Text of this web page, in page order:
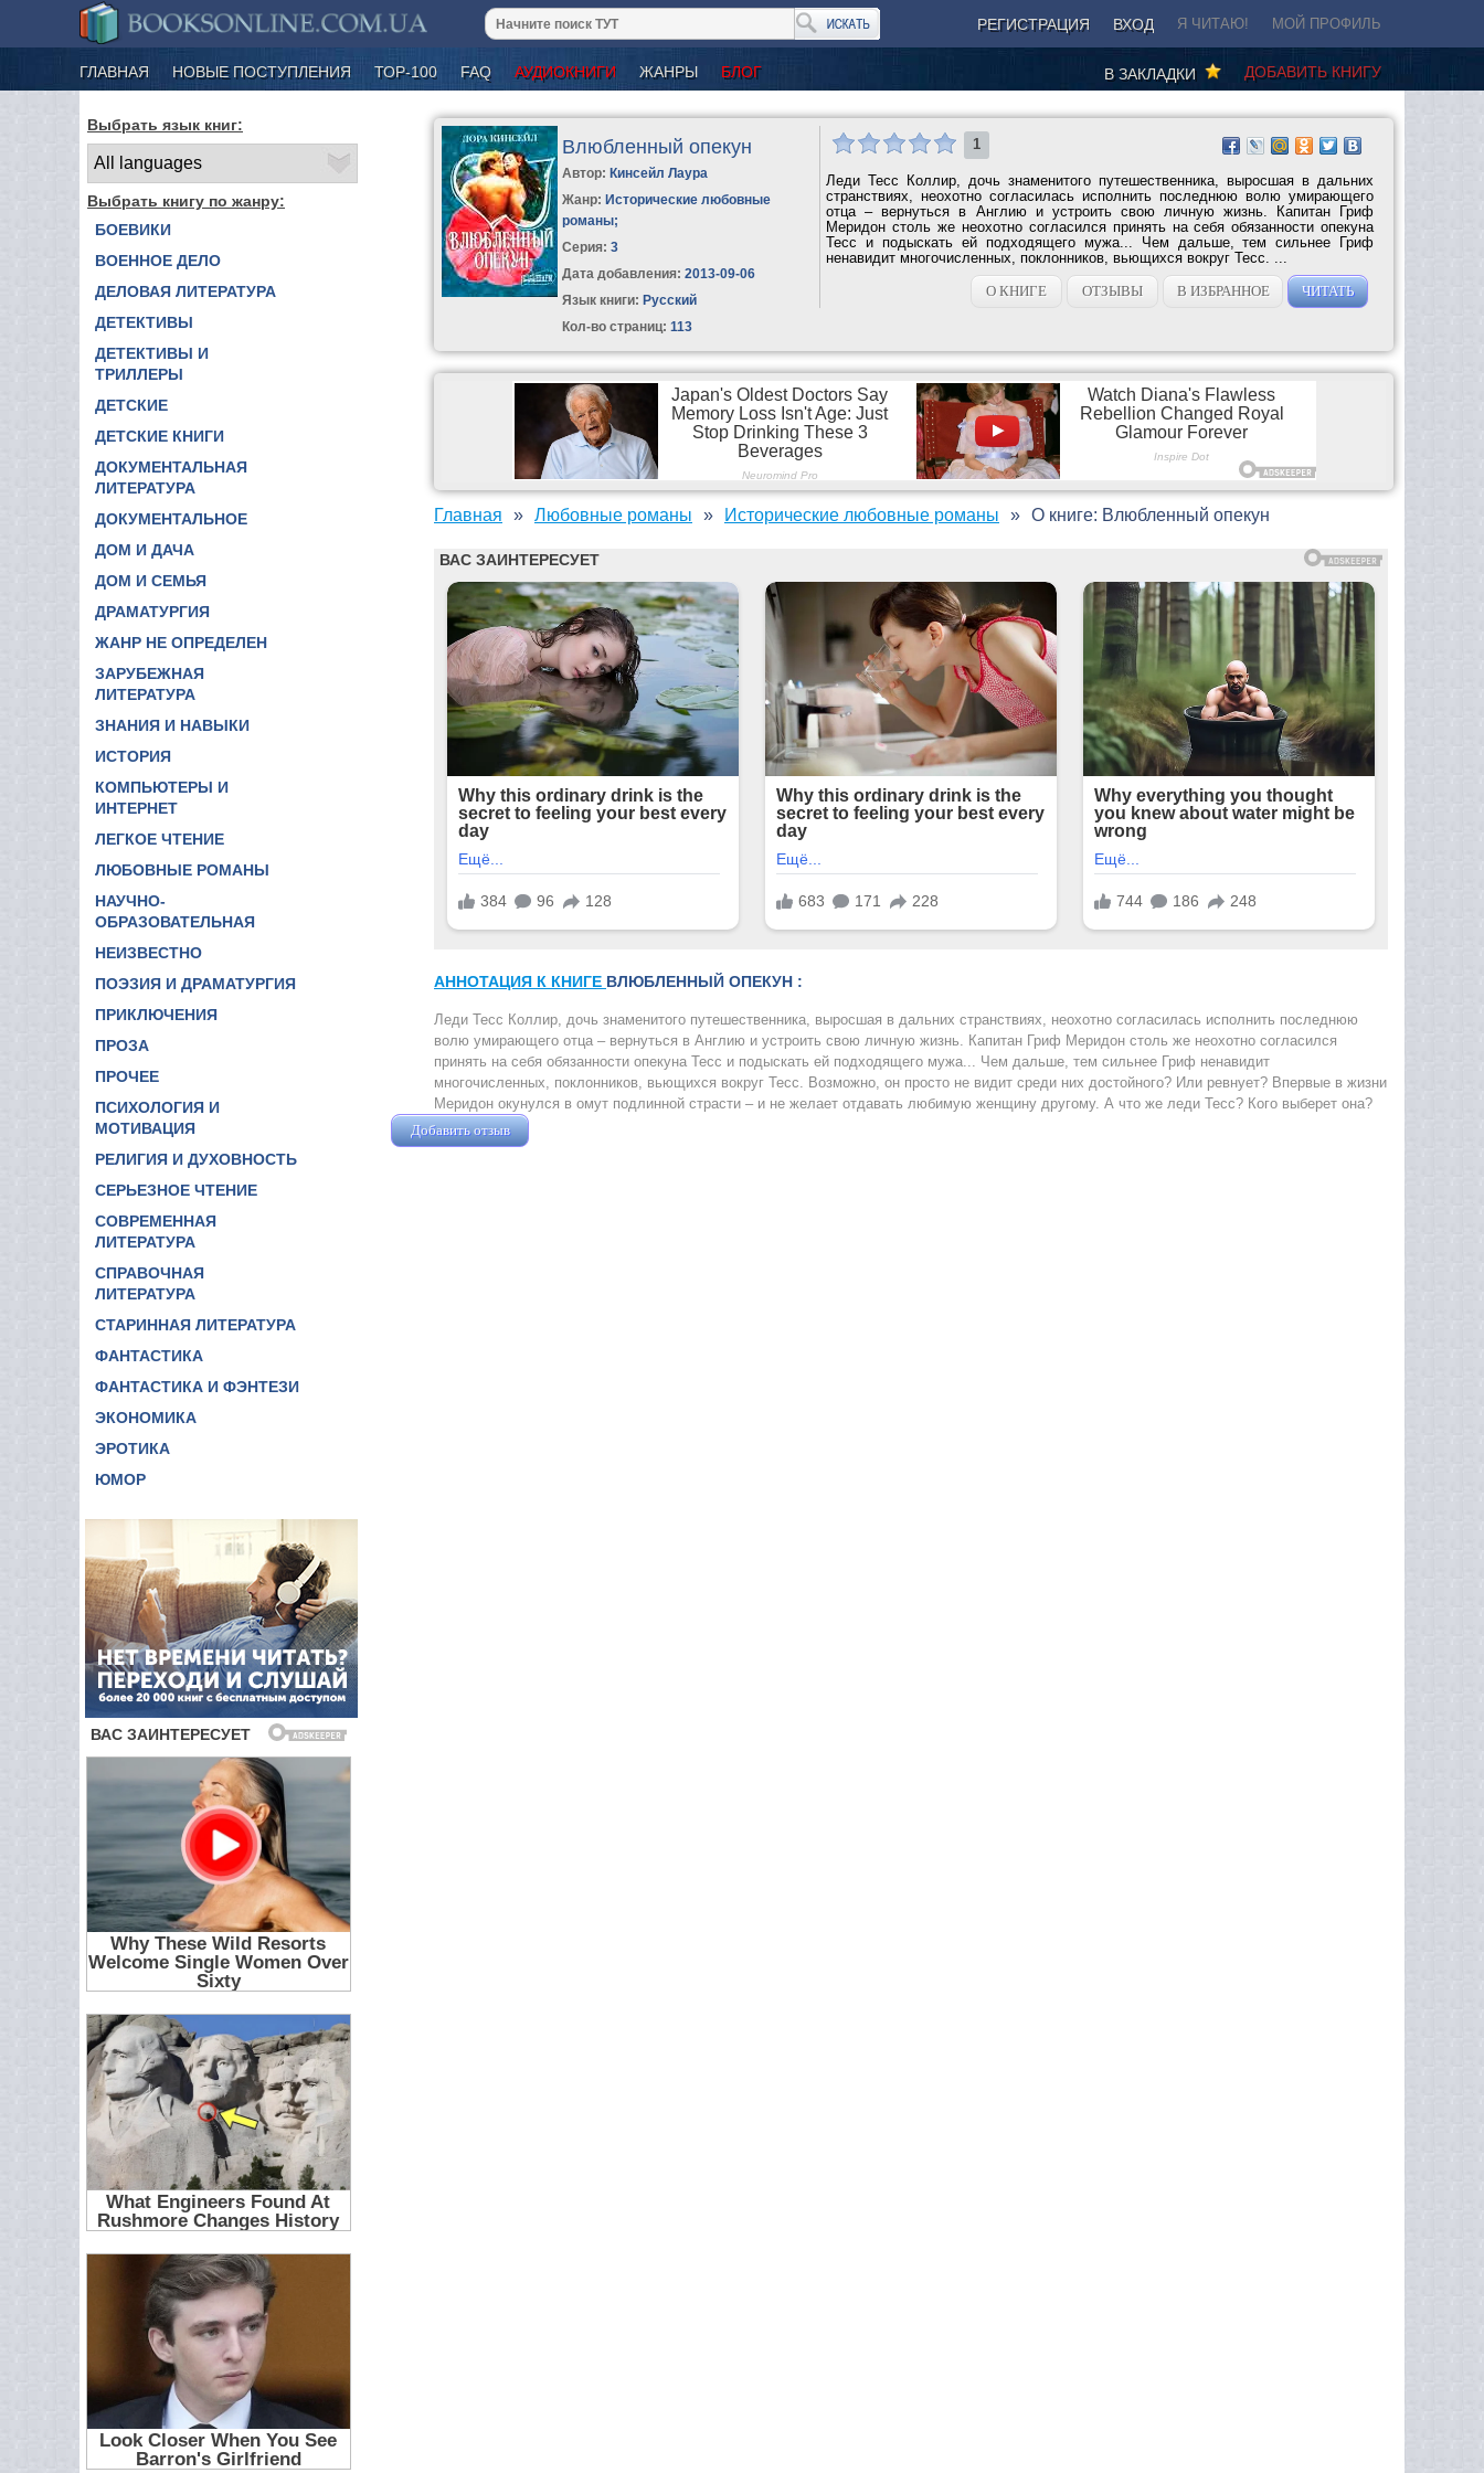
РЕГИСТРАЦИЯ ВХОД Я ЧИТАЮ! МОЙ ПРОФИЛЬ
ГЛАВНАЯ НОВЫЕ ПОСТУПЛЕНИЯ ТОР-100 FAQ АУДИОКНИГИ ЖАНРЫ БЛОГ ДОБАВИТЬ КНИГУ
В ЗАКЛАДКИ
Выбрать язык книг:
Выбрать книгу по жанру:
БОЕВИКИ
ВОЕННОЕ ДЕЛО
ДЕЛОВАЯ ЛИТЕРАТУРА
ДЕТЕКТИВЫ
ДЕТЕКТИВЫ И
ТРИЛЛЕРЫ
ДЕТСКИЕ
ДЕТСКИЕ КНИГИ
ДОКУМЕНТАЛЬНАЯ
ЛИТЕРАТУРА
ДОКУМЕНТАЛЬНОЕ
ДОМ И ДАЧА
ДОМ И СЕМЬЯ
ДРАМАТУРГИЯ
ЖАНР НЕ ОПРЕДЕЛЕН
ЗАРУБЕЖНАЯ
ЛИТЕРАТУРА
ЗНАНИЯ И НАВЫКИ
ИСТОРИЯ
КОМПЬЮТЕРЫ И
ИНТЕРНЕТ
ЛЕГКОЕ ЧТЕНИЕ
ЛЮБОВНЫЕ РОМАНЫ
НАУЧНО-
ОБРАЗОВАТЕЛЬНАЯ
НЕИЗВЕСТНО
ПОЭЗИЯ И ДРАМАТУРГИЯ
ПРИКЛЮЧЕНИЯ
ПРОЗА
ПРОЧЕЕ
ПСИХОЛОГИЯ И
МОТИВАЦИЯ
РЕЛИГИЯ И ДУХОВНОСТЬ
СЕРЬЕЗНОЕ ЧТЕНИЕ
СОВРЕМЕННАЯ
ЛИТЕРАТУРА
СПРАВОЧНАЯ
ЛИТЕРАТУРА
СТАРИННАЯ ЛИТЕРАТУРА
ФАНТАСТИКА
ФАНТАСТИКА И ФЭНТЕЗИ
ЭКОНОМИКА
ЭРОТИКА
ЮМОР
Влюбленный опекун
Автор: Кинсейл Лаура
Жанр: Исторические любовные
романы;
Серия:3
Дата добавления: 2013-09-06
Язык книги: Русский
Кол-во страниц: 113
1
Леди Тесс Коллир, дочь знаменитого путешественника, выросшая в дальних
странствиях, неохотно согласилась исполнить последнюю волю умирающего
отца – вернуться в Англию и устроить свою личную жизнь. Капитан Гриф
Меридон столь же неохотно согласился принять на себя обязанности опекуна
Тесс и подыскать ей подходящего мужа... Чем дальше, тем сильнее Гриф
ненавидит многочисленных, поклонников, вьющихся вокруг Тесс. ...
О КНИГЕ
ОТЗЫВЫ В ИЗБРАННОЕ ЧИТАТЬ
Главная Любовные романы Исторические любовные романы О книге: Влюбленный опекун
АННОТАЦИЯ К КНИГЕ ВЛЮБЛЕННЫЙ ОПЕКУН :
Леди Тесс Коллир, дочь знаменитого путешественника, выросшая в дальних странствиях, неохотно согласилась исполнить последнюю
волю умирающего отца – вернуться в Англию и устроить свою личную жизнь. Капитан Гриф Меридон столь же неохотно согласился
принять на себя обязанности опекуна Тесс и подыскать ей подходящего мужа... Чем дальше, тем сильнее Гриф ненавидит
многочисленных, поклонников, вьющихся вокруг Тесс. Возможно, он просто не видит среди них достойного? Или ревнует? Впервые в жизни
Меридон окунулся в омут подлинной страсти – и не желает отдавать любимую женщину другому. А что же леди Тесс? Кого выберет она?
Добавить отзыв